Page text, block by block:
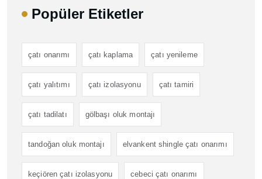
Popüler Etiketler
çatı onarımı çatı kaplama çatı yenileme
çatı yalıtımı çatı izolasyonu çatı tamiri
çatı tadilatı gölbaşı oluk montajı
tandoğan oluk montajı elvankent shingle çatı onarımı
keçiören çatı izolasyonu cebeci çatı onarımı